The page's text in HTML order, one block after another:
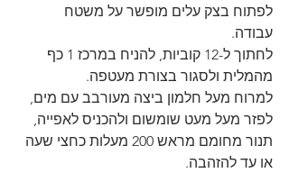
לפתוח בצק עלים מופשר על משטח
עבודה.
לחתוך ל-12 קוביות, להניח במרכז 1 כף
מהמלית ולסגור בצורת מעטפה.
למרוח מעל חלמון ביצה מעורבב עם מים,
לפזר מעל מעט שומשום ולהכניס לאפייה,
תנור מחומם מראש 200 מעלות כחצי שעה
או עד להזהבה.